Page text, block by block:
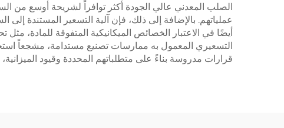
الصلب المعدني عالي الجودة أكثر توافراً لشريحة أوسع من
عملياتهم. بالإضافة إلى ذلك، فإن آلية التسعير المستندة
أيضًا في الاعتبار الخصائص الميكانيكية المتفوقة للمادة،
التسعيري المعمول به ممارسات تصنيع مستدامة، مشجعاً
قرارات مدروسة بناءً على متطلباتهم المحددة وقيود